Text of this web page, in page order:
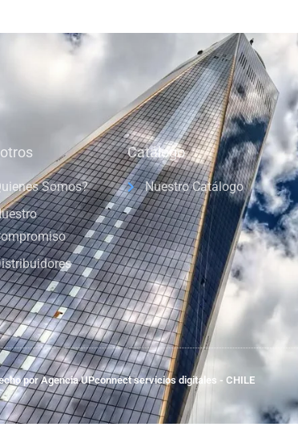
Somos?
Catálogo
Nuestro Catálogo
por Agencia UPconnect servicios digitales - CHILE